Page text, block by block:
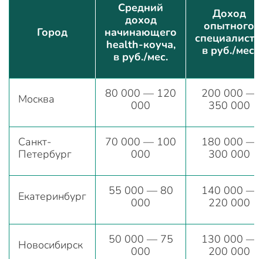
Город
Средний
доход
начинающего
health-коуча,
в руб./мес.
Доход
опытного
специалиста,
в руб./мес.
Москва
80 000 — 120
000
200 000 —
350 000
Санкт-
Петербург
70 000 — 100
000
180 000 —
300 000
Екатеринбург
55 000 — 80
000
140 000 —
220 000
Новосибирск
50 000 — 75
000
130 000 —
200 000